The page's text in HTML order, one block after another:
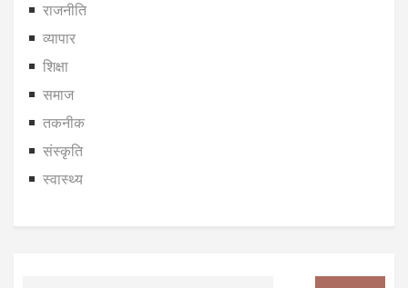
राजनीति
व्यापार
शिक्षा
समाज
तकनीक
संस्कृति
स्वास्थ्य